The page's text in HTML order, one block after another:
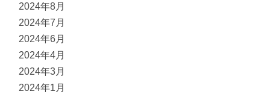
2024年8月
2024年7月
2024年6月
2024年4月
2024年3月
2024年1月